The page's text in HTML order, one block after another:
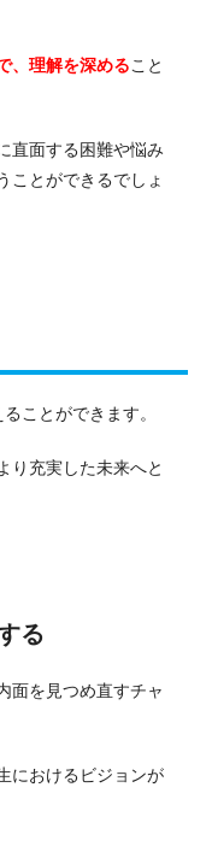
、理解を深めること
直面する困難や悩み
ことができるでしょ
ことができます。
り充実した未来へと
る
面を見つめ直すチャ
におけるビジョンが